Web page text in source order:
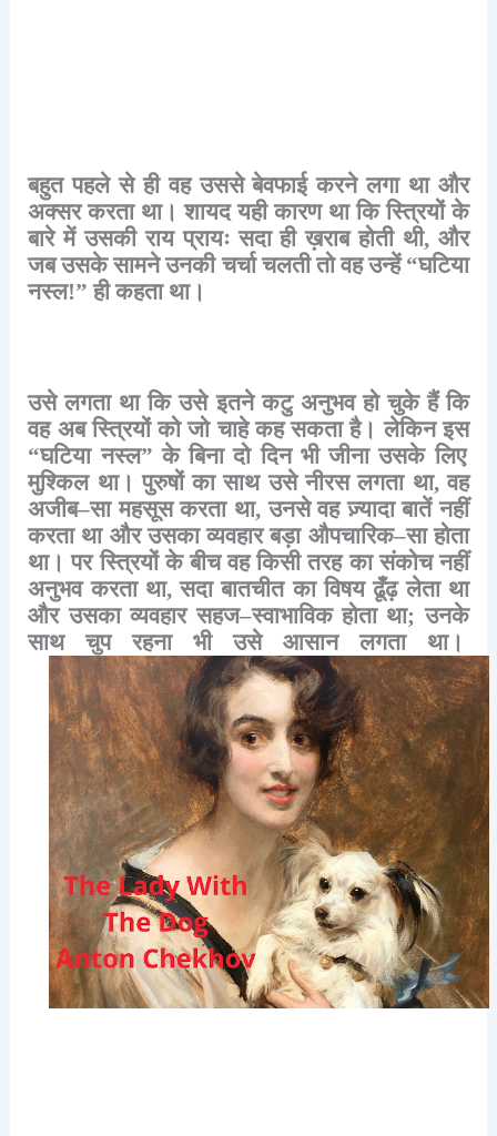
बहुत पहले से ही वह उससे बेवफाई करने लगा था और
अक्सर करता था। शायद यही कारण था कि स्त्रियों के
बारे में उसकी राय प्रायः सदा ही ख़राब होती थी, और
जब उसके सामने उनकी चर्चा चलती तो वह उन्हें“घटिया
नस्ल!”ही कहता था।
उसे लगता था कि उसे इतने कटु अनुभव हो चुके हैं कि
वह अब स्त्रियों को जो चाहे कह सकता है। लेकिन इस
“घटिया नस्ल”के बिना दो दिन भी जीना उसके लिए
मुश्किल था। पुरुषों का साथ उसे नीरस लगता था,वह
अजीब–सा महसूस करता था,उनसे वह ज़्यादा बातें नहीं
करता था और उसका व्यवहार बड़ा औपचारिक–सा होता
था। पर स्त्रियों के बीच वह किसी तरह का संकोच नहीं
अनुभव करता था,सदा बातचीत का विषय ढूँढ़ लेता था
और उसका व्यवहार सहज–स्वाभाविक होता था;उनके
साथ
चुप रहना भी उसे आसान लगता था।